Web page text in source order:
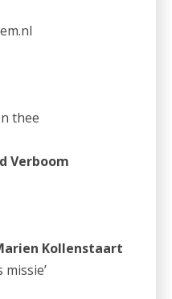
thee
Verboom
Kollenstaart